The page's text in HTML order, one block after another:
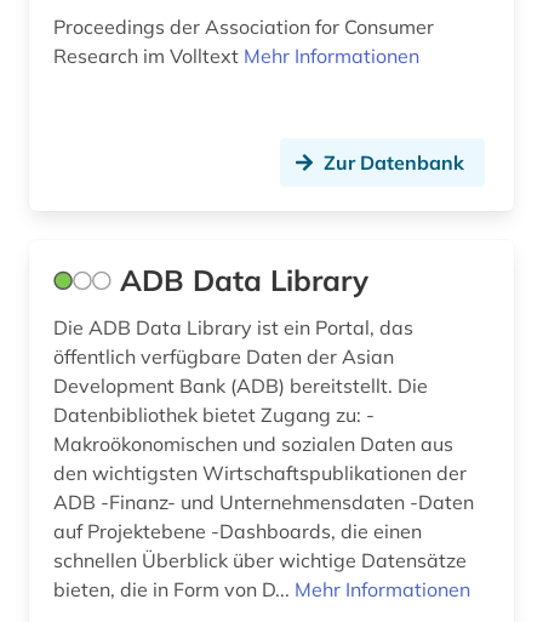
datenbank genesis (1)
datensicherung (1)
datenverarbeitung (1)
deep learning (1)
demographie (18)
denkfabrik (1)
design (7)
design &amp; publishing (1)
Proceedings der Association for Consumer
Research im Volltext Mehr Informationen
Zur Datenbank
ADB Data Library
Die ADB Data Library ist ein Portal, das
öffentlich verfügbare Daten der Asian
Development Bank (ADB) bereitstellt. Die
Datenbibliothek bietet Zugang zu: -
Makroökonomischen und sozialen Daten aus
den wichtigsten Wirtschaftspublikationen der
ADB -Finanz- und Unternehmensdaten -Daten
auf Projektebene -Dashboards, die einen
schnellen Überblick über wichtige Datensätze
bieten, die in Form von D... Mehr Informationen